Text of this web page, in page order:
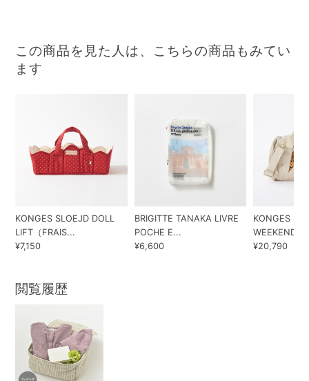
この商品を見た人は、こちらの商品もみてい
ます
KONGES SLOEJD DOLL
LIFT（FRAIS...
¥7,150
BRIGITTE TANAKA LIVRE
POCHE E...
¥6,600
KONGES
WEEKEND
¥20,790
閲覧履歴